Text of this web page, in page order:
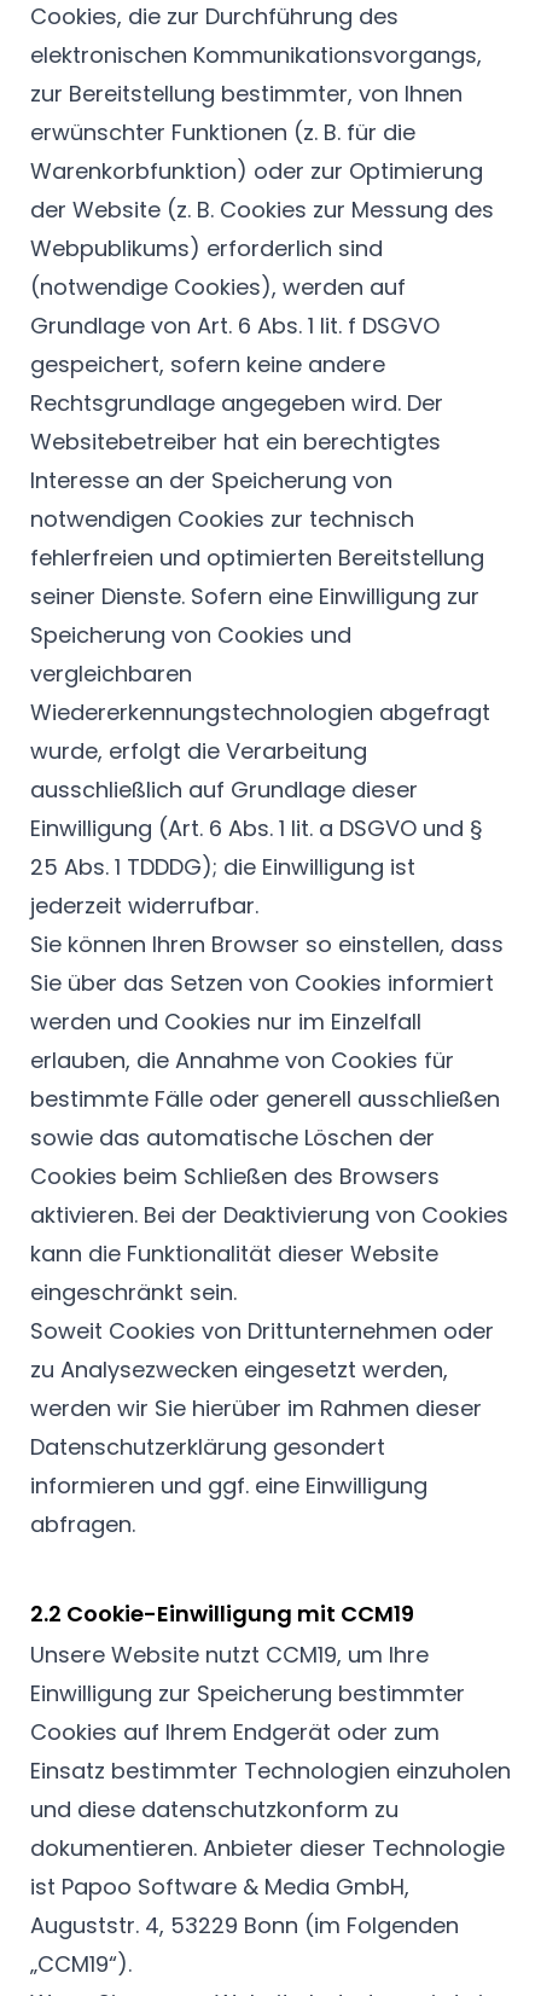
Cookies, die zur Durchführung des
elektronischen Kommunikationsvorgangs,
zur Bereitstellung bestimmter, von Ihnen
erwünschter Funktionen (z. B. für die
Warenkorbfunktion) oder zur Optimierung
der Website (z. B. Cookies zur Messung des
Webpublikums) erforderlich sind
(notwendige Cookies), werden auf
Grundlage von Art. 6 Abs. 1 lit. f DSGVO
gespeichert, sofern keine andere
Rechtsgrundlage angegeben wird. Der
Websitebetreiber hat ein berechtigtes
Interesse an der Speicherung von
notwendigen Cookies zur technisch
fehlerfreien und optimierten Bereitstellung
seiner Dienste. Sofern eine Einwilligung zur
Speicherung von Cookies und
vergleichbaren
Wiedererkennungstechnologien abgefragt
wurde, erfolgt die Verarbeitung
ausschließlich auf Grundlage dieser
Einwilligung (Art. 6 Abs. 1 lit. a DSGVO und §
25 Abs. 1 TDDDG); die Einwilligung ist
jederzeit widerrufbar.
Sie können Ihren Browser so einstellen, dass
Sie über das Setzen von Cookies informiert
werden und Cookies nur im Einzelfall
erlauben, die Annahme von Cookies für
bestimmte Fälle oder generell ausschließen
sowie das automatische Löschen der
Cookies beim Schließen des Browsers
aktivieren. Bei der Deaktivierung von Cookies
kann die Funktionalität dieser Website
eingeschränkt sein.
Soweit Cookies von Drittunternehmen oder
zu Analysezwecken eingesetzt werden,
werden wir Sie hierüber im Rahmen dieser
Datenschutzerklärung gesondert
informieren und ggf. eine Einwilligung
abfragen.
2.2 Cookie-Einwilligung mit CCM19
Unsere Website nutzt CCM19, um Ihre
Einwilligung zur Speicherung bestimmter
Cookies auf Ihrem Endgerät oder zum
Einsatz bestimmter Technologien einzuholen
und diese datenschutzkonform zu
dokumentieren. Anbieter dieser Technologie
ist Papoo Software & Media GmbH,
Auguststr. 4, 53229 Bonn (im Folgenden
„CCM19“).